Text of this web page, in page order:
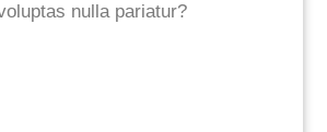
nulla pariatur?